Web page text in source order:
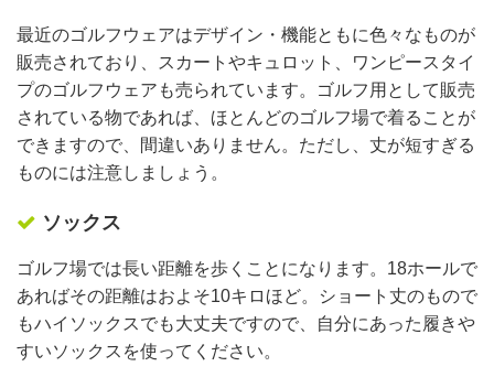
最近のゴルフウェアはデザイン・機能ともに色々なものが
販売されており、スカートやキュロット、ワンピースタイ
プのゴルフウェアも売られています。ゴルフ用として販売
されている物であれば、ほとんどのゴルフ場で着ることが
できますので、間違いありません。ただし、丈が短すぎる
ものには注意しましょう。
ソックス
ゴルフ場では長い距離を歩くことになります。18ホールで
あればその距離はおよそ10キロほど。ショート丈のもので
もハイソックスでも大丈夫ですので、自分にあった履きや
すいソックスを使ってください。